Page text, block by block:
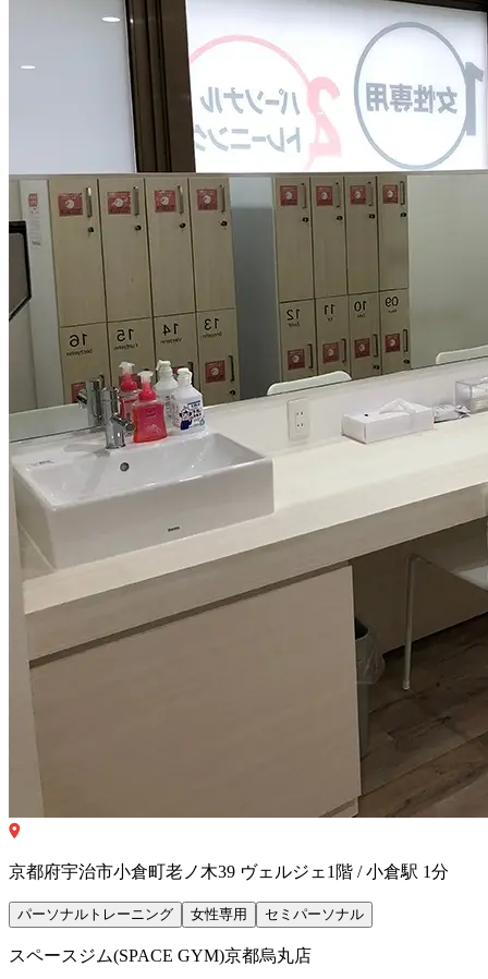
京都府宇治市小倉町老ノ木39 ヴェルジェ1階 / 小倉駅 1分
パーソナルトレーニング 女性専用 セミパーソナル
スペースジム(SPACE GYM)京都烏丸店